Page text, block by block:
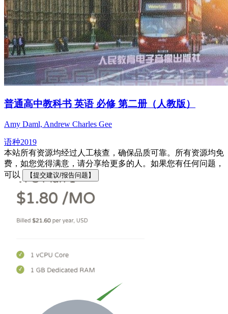
普通高中教科书 英语 必修 第二册（人教版）
Amy Daml, Andrew Charles Gee
语种2019
本站所有资源均经过人工核查，确保品质可靠。所有资源均免
费，如您觉得满意，请分享给更多的人。如果您有任何问题，
可以
【提交建议/报告问题】